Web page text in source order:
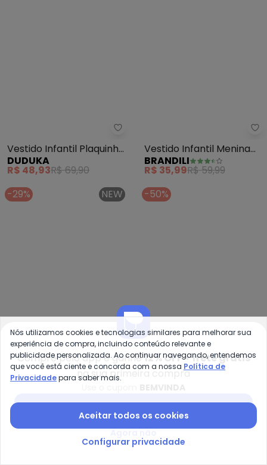
Vestido Infantil Plaquinha
Manga Franzida (Bege)
DUDUKA
Vestido Infantil Menina
Floral (Bege)
BRANDILI
-29%
NEW
Duduka - Vestido Alça
Vestido Alça Estampa
R$ 48,93R$ 69,90
-50%
R$ 57,45R$ 114,90
-50%
-70%
Compre pelo app e ganhe12% OFF + frete grátis
na sua primeira compra
Nós utilizamos cookies e tecnologias similares para melhorar sua
experiência de compra, incluindo conteúdo relevante e
publicidade personalizada. Ao continuar navegando, entendemos
que você está ciente e concorda com a nossa Política de
Privacidadepara saber mais.
Aceitar todos os cookies
Configurar privacidade